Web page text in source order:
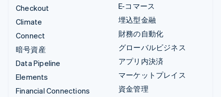
Checkout
Climate
Connect
暗号資産
Data Pipeline
Elements
Financial Connections
E-コマース
埋込型金融
財務の自動化
グローバルビジネス
アプリ内決済
マーケットプレイス
資金管理